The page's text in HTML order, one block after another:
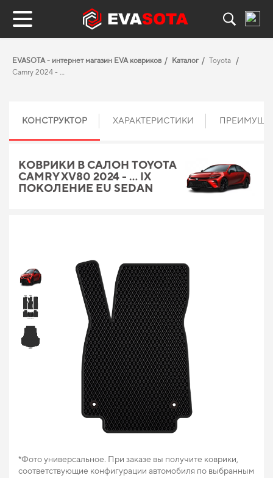
EVASOTA - интернет магазин EVA ковриков Каталог
Toyota
Camry 2024 - ...
КОНСТРУКТОР ХАРАКТЕРИСТИКИ
КОВРИКИ В САЛОН TOYOTA
CAMRY XV80 2024 - ... IX
ПОКОЛЕНИЕ EU SEDAN
*Фото универсальное. При заказе вы получите коврики,
соответствующие конфигурации автомобиля по выбранным